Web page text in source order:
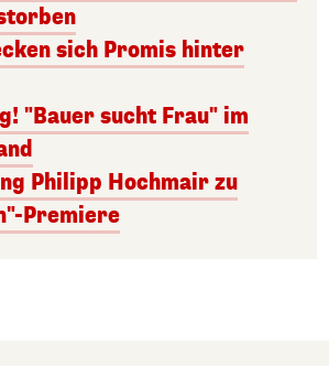
sich Promis hinter
"Bauer sucht Frau" im
Philipp Hochmair zu
Premiere